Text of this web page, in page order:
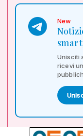
New
Unisciti
ricevi